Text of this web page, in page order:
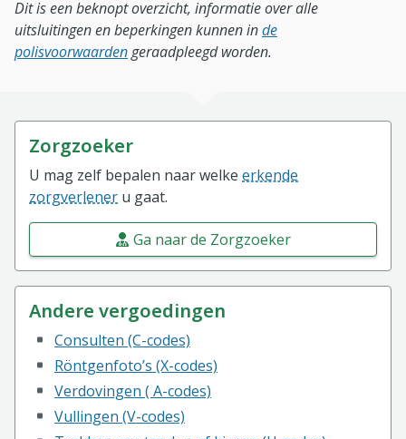
Dit is een beknopt overzicht, informatie over alle
uitsluitingen en beperkingen kunnen inde
polisvoorwaardengeraadpleegd worden.
Zorgzoeker
U mag zelf bepalen naar welke erkende
zorgverlener u gaat.
Ga naar de Zorgzoeker
Andere vergoedingen
Consulten (C-codes)
Röntgenfoto’s (X-codes)
Verdovingen ( A-codes)
Vullingen (V-codes)